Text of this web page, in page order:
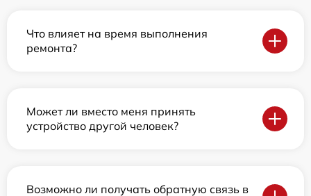
Что влияет на время выполнения
ремонта?
Может ли вместо меня принять
устройство другой человек?
Возможно ли получать обратную связь в